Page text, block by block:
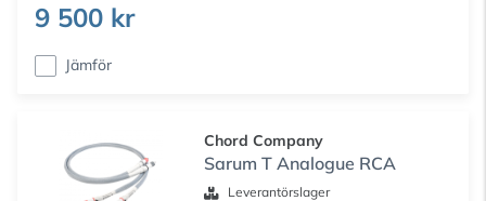
9 500 kr
Jämför
Chord Company
Sarum T Analogue RCA
Leverantörslager